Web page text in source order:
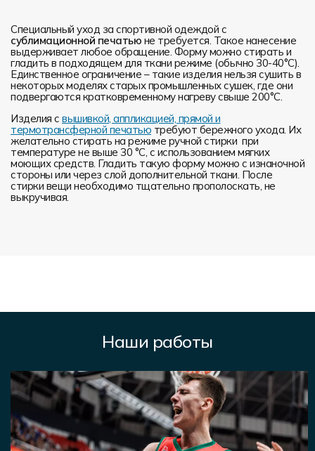
Специальный уход за спортивной одеждой с
сублимационной печатью не требуется. Такое нанесение
выдерживает любое обращение. Форму можно стирать и
гладить в подходящем для ткани режиме (обычно 30-40°С).
Единственное ограничение – такие изделия нельзя сушить в
некоторых моделях старых промышленных сушек, где они
подвергаются кратковременному нагреву свыше 200°С.
Изделия с вышивкой, аппликацией, прямой и
термотрансферной печатью требуют бережного ухода. Их
желательно стирать на режиме ручной стирки при
температуре не выше 30 °C, с использованием мягких
моющих средств. Гладить такую форму можно с изнаночной
стороны или через слой дополнительной ткани. После
стирки вещи необходимо тщательно прополоскать, не
выкручивая.
Наши работы